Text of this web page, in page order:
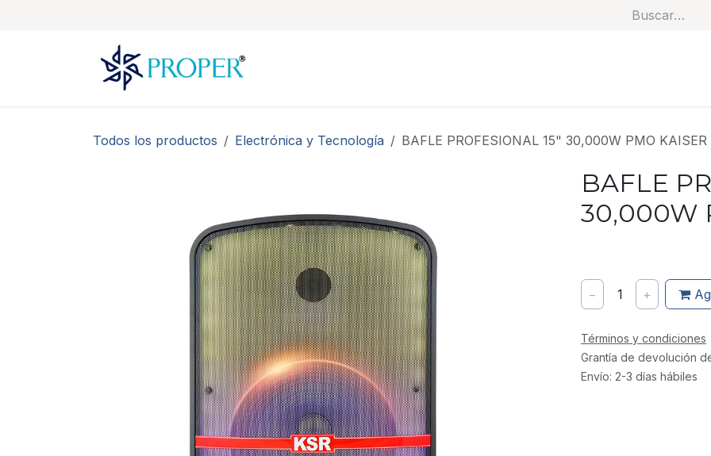
Todos los productos Electrónica y Tecnología BAFLE PROFESIONAL 15" 30,000W PMO KAISER
BAFLE
30,000W
− 1 +
Términos y condiciones
Grantía de devolución
Envío: 2-3 días hábiles